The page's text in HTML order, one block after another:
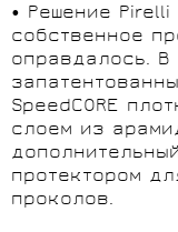
• Решение
собственное
оправдалось. В
SpeedCORE
слоем из
протектором
проколов.